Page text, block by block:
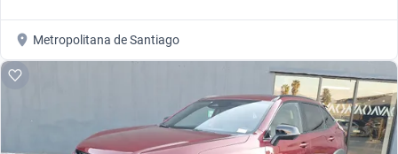
Metropolitana de Santiago